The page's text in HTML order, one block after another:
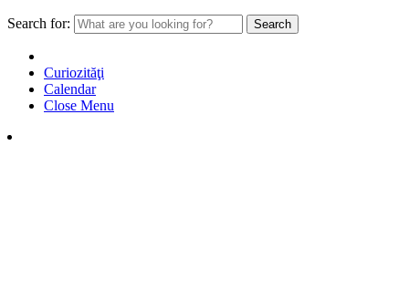
Search for:
Curiozităţi
Calendar
Close Menu